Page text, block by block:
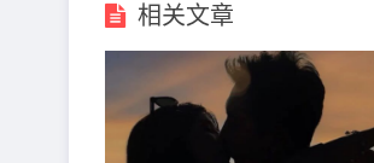
相关文章